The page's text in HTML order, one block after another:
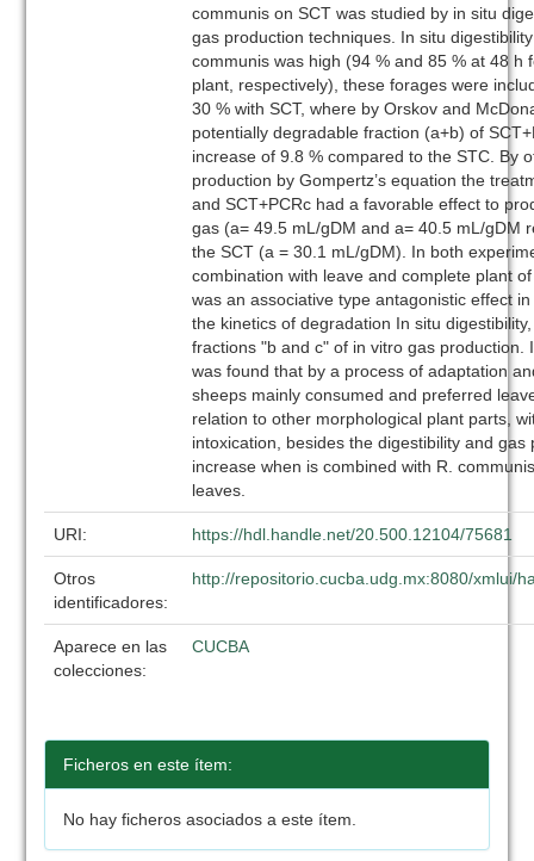
communis on SCT was studied by in situ
gas production techniques. In situ
communis was high (94 % and 85 % at 48 h
plant, respectively), these forages were
30 % with SCT, where by Orskov and
potentially degradable fraction (a+b) of
increase of 9.8 % compared to the STC. By
production by Gompertz’s equation the
and SCT+PCRc had a favorable effect to
gas (a= 49.5 mL/gDM and a= 40.5 mL/gDM
the SCT (a = 30.1 mL/gDM). In both
combination with leave and complete plant
was an associative type antagonistic effect
the kinetics of degradation In situ
fractions "b and c" of in vitro gas production.
was found that by a process of adaptation
sheeps mainly consumed and preferred
relation to other morphological plant parts,
intoxication, besides the digestibility and gas
increase when is combined with R.
leaves.
URI: https://hdl.handle.net/20.500.12104/75681
Otros
identificadores:
http://repositorio.cucba.udg.mx:8080/xmlui/
Aparece en las
colecciones:
CUCBA
Ficheros en este ítem:
No hay ficheros asociados a este ítem.